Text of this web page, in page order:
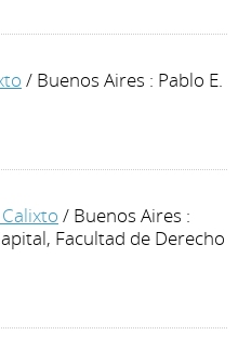
/ Buenos Aires : Pablo E.
/ Buenos Aires :
Facultad de Derecho